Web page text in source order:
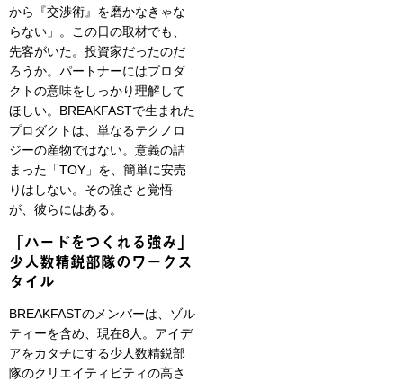
から『交渉術』を磨かなきゃな
らない」。この日の取材でも、
先客がいた。投資家だったのだ
ろうか。パートナーにはプロダ
クトの意味をしっかり理解して
ほしい。BREAKFASTで生まれた
プロダクトは、単なるテクノロ
ジーの産物ではない。意義の詰
まった「TOY」を、簡単に安売
りはしない。その強さと覚悟
が、彼らにはある。
「ハードをつくれる強み」
少人数精鋭部隊のワークス
タイル
BREAKFASTのメンバーは、ゾル
ティーを含め、現在8人。アイデ
アをカタチにする少人数精鋭部
隊のクリエイティビティの高さ